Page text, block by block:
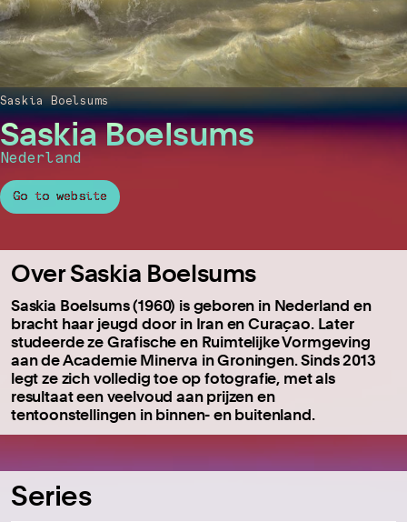
Saskia Boelsums
Nederland
Go to website
Saskia Boelsums
Over Saskia Boelsums
Saskia Boelsums (1960) is geboren in Nederland en
bracht haar jeugd door in Iran en Curaçao. Later
studeerde ze Grafische en Ruimtelijke Vormgeving
aan de Academie Minerva in Groningen.Sinds 2013
legt ze zich volledig toe op fotografie, met als
resultaat een veelvoud aan prijzen en
tentoonstellingen in binnen- en buitenland.
Series